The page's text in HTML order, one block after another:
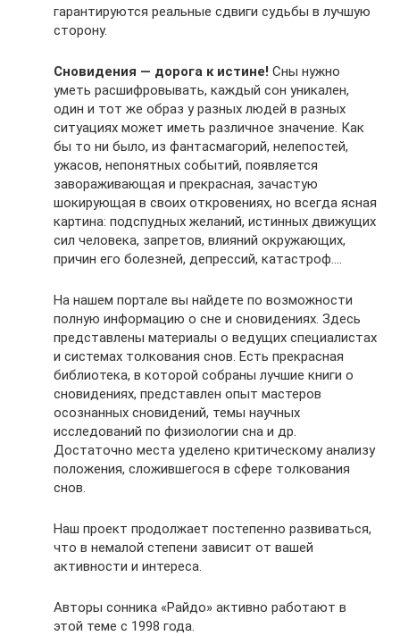
гарантируются реальные сдвиги судьбы в лучшую
сторону.
Сновидения — дорога к истине! Сны нужно
уметь расшифровывать, каждый сон уникален,
один и тот же образ у разных людей в разных
ситуациях может иметь различное значение. Как
бы то ни было, из фантасмагорий, нелепостей,
ужасов, непонятных событий, появляется
завораживающая и прекрасная, зачастую
шокирующая в своих откровениях, но всегда ясная
картина: подспудных желаний, истинных движущих
сил человека, запретов, влияний окружающих,
причин его болезней, депрессий, катастроф….
На нашем портале вы найдете по возможности
полную информацию о сне и сновидениях. Здесь
представлены материалы о ведущих специалистах
и системах толкования снов. Есть прекрасная
библиотека, в которой собраны лучшие книги о
сновидениях, представлен опыт мастеров
осознанных сновидений, темы научных
исследований по физиологии сна и др.
Достаточно места уделено критическому анализу
положения, сложившегося в сфере толкования
снов.
Наш проект продолжает постепенно развиваться,
что в немалой степени зависит от вашей
активности и интереса.
Авторы сонника «Райдо» активно работают в
этой теме с 1998 года.